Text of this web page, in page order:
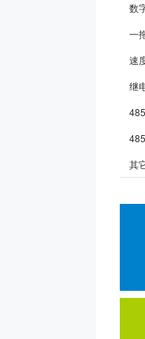
数
一
速
继
其